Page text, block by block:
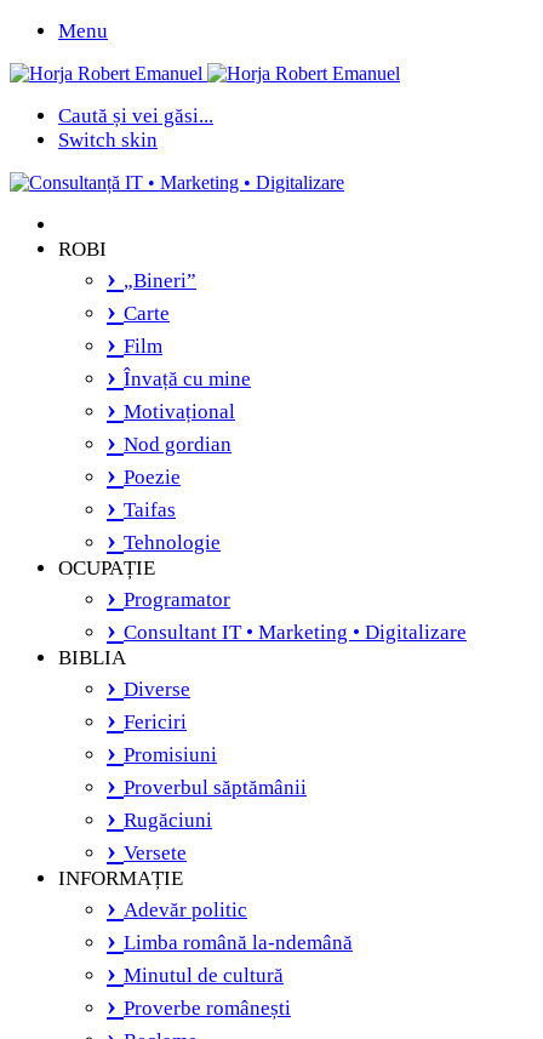
Menu
Caută și vei găsi...
Switch skin
ROBI
„Bineri”
Carte
Film
Învață cu mine
Motivațional
Nod gordian
Poezie
Taifas
Tehnologie
OCUPAȚIE
Programator
Consultant IT • Marketing • Digitalizare
BIBLIA
Diverse
Fericiri
Promisiuni
Proverbul săptămânii
Rugăciuni
Versete
INFORMAȚIE
Adevăr politic
Limba română la-ndemână
Minutul de cultură
Proverbe românești